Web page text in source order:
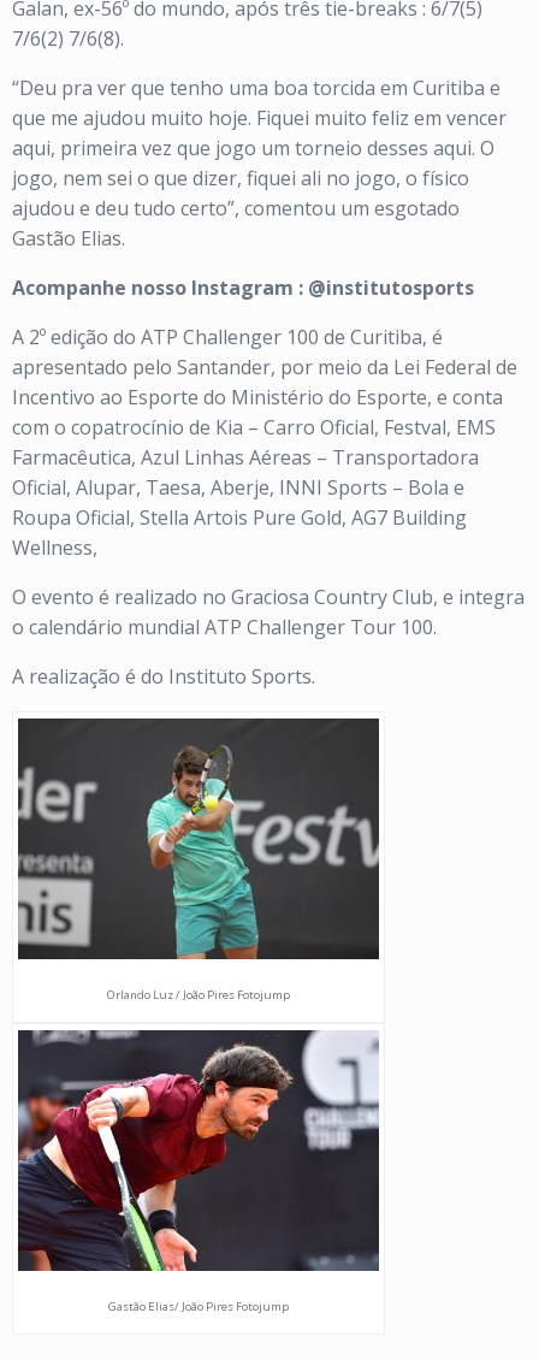
Galan, ex-56º do mundo, após três tie-breaks : 6/7(5)
7/6(2) 7/6(8).
“Deu pra ver que tenho uma boa torcida em Curitiba e
que me ajudou muito hoje. Fiquei muito feliz em vencer
aqui, primeira vez que jogo um torneio desses aqui. O
jogo, nem sei o que dizer, fiquei ali no jogo, o físico
ajudou e deu tudo certo”, comentou um esgotado
Gastão Elias.
Acompanhe nosso Instagram : @institutosports
A 2º edição do ATP Challenger 100 de Curitiba, é
apresentado pelo Santander, por meio da Lei Federal de
Incentivo ao Esporte do Ministério do Esporte, e conta
com o copatrocínio de Kia – Carro Oficial, Festval, EMS
Farmacêutica, Azul Linhas Aéreas – Transportadora
Oficial, Alupar, Taesa, Aberje, INNI Sports – Bola e
Roupa Oficial, Stella Artois Pure Gold, AG7 Building
Wellness,
O evento é realizado no Graciosa Country Club, e integra
o calendário mundial ATP Challenger Tour 100.
A realização é do Instituto Sports.
Orlando Luz / João Pires Fotojump
Gastão Elias/ João Pires Fotojump